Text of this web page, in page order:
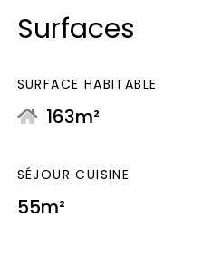
Surfaces
SURFACE HABITABLE
163m²
SÉJOUR CUISINE
55m²